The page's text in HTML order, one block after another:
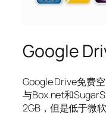
Google
Google Drive免费
与Box.net和
2GB，但是低于微软